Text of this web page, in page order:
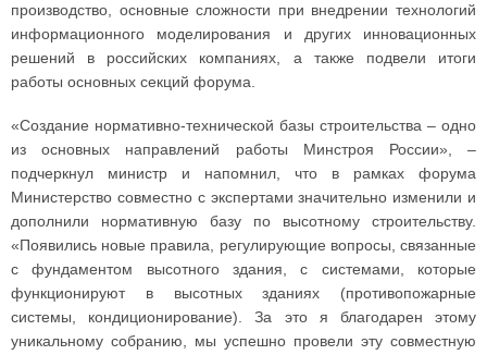
производство, основные сложности при внедрении технологий
информационного моделирования и других инновационных
решений в российских компаниях, а также подвели итоги
работы основных секций форума.
«Создание нормативно-технической базы строительства – одно
из основных направлений работы Минстроя России», –
подчеркнул министр и напомнил, что в рамках форума
Министерство совместно с экспертами значительно изменили и
дополнили нормативную базу по высотному строительству.
«Появились новые правила, регулирующие вопросы, связанные
с фундаментом высотного здания, с системами, которые
функционируют в высотных зданиях (противопожарные
системы, кондиционирование). За это я благодарен этому
уникальному собранию, мы успешно провели эту совместную